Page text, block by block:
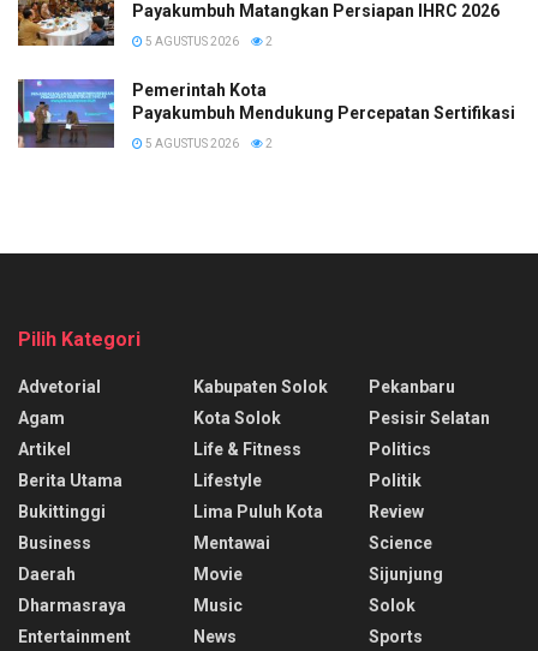
Payakumbuh Matangkan Persiapan IHRC 2026
5 AGUSTUS 2026 2
Pemerintah Kota
Payakumbuh Mendukung Percepatan Sertifikasi
5 AGUSTUS 2026 2
Pilih Kategori
Advetorial
Agam
Artikel
Berita Utama
Bukittinggi
Business
Daerah
Dharmasraya
Entertainment
Kabupaten Solok
Kota Solok
Life & Fitness
Lifestyle
Lima Puluh Kota
Mentawai
Movie
Music
News
Pekanbaru
Pesisir Selatan
Politics
Politik
Review
Science
Sijunjung
Solok
Sports